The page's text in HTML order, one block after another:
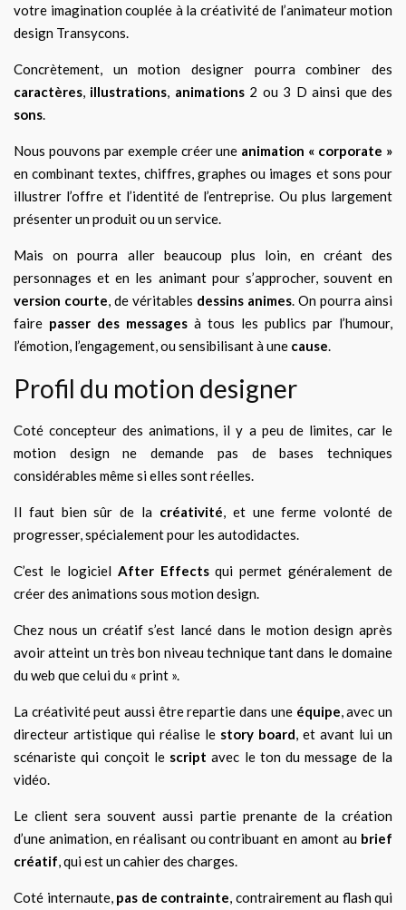
votre imagination couplée à la créativité de l’animateur motion
design Transycons.
Concrètement, un motion designer pourra combiner des
caractères, illustrations, animations2 ou 3 D ainsi que des
sons.
Nous pouvons par exemple créer une animation « corporate »
en combinant textes, chiffres, graphes ou images et sons pour
illustrer l’offre et l’identité de l’entreprise. Ou plus largement
présenter un produit ou un service.
Mais on pourra aller beaucoup plus loin, en créant des
personnages et en les animant pour s’approcher, souvent en
version courte, de véritables dessins animes. On pourra ainsi
faire passer des messages à tous les publics par l’humour,
l’émotion, l’engagement, ou sensibilisant à une cause.
Profil du motion designer
Coté concepteur des animations, il y a peu de limites, car le
motion design ne demande pas de bases techniques
considérables même si elles sont réelles.
Il faut bien sûr de la créativité, et une ferme volonté de
progresser, spécialement pour les autodidactes.
C’est le logiciel After Effectsqui permet généralement de
créer des animations sous motion design.
Chez nous un créatif s’est lancé dans le motion design après
avoir atteint un très bon niveau technique tant dans le domaine
du web que celui du « print ».
La créativité peut aussi être repartie dans une équipe, avec un
directeur artistique qui réalise le story board, et avant lui un
scénariste qui conçoit le script avec le ton du message de la
vidéo.
Le client sera souvent aussi partie prenante de la création
d’une animation, en réalisant ou contribuant en amont au brief
créatif, qui est un cahier des charges.
Coté internaute, pas de contrainte, contrairement au flash qui